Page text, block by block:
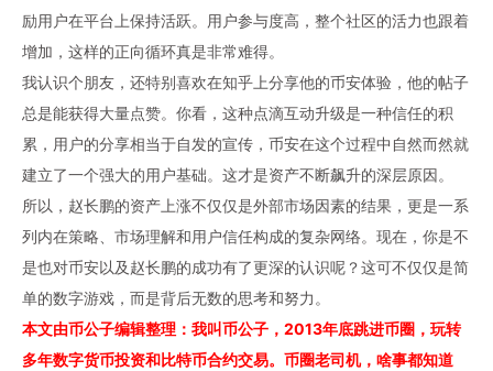
励用户在平台上保持活跃。用户参与度高，整个社区的活力也跟着
增加，这样的正向循环真是非常难得。
我认识个朋友，还特别喜欢在知乎上分享他的币安体验，他的帖子
总是能获得大量点赞。你看，这种点滴互动升级是一种信任的积
累，用户的分享相当于自发的宣传，币安在这个过程中自然而然就
建立了一个强大的用户基础。这才是资产不断飙升的深层原因。
所以，赵长鹏的资产上涨不仅仅是外部市场因素的结果，更是一系
列内在策略、市场理解和用户信任构成的复杂网络。现在，你是不
是也对币安以及赵长鹏的成功有了更深的认识呢？这可不仅仅是简
单的数字游戏，而是背后无数的思考和努力。
本文由币公子编辑整理：我叫币公子，2013年底跳进币圈，玩转
多年数字货币投资和比特币合约交易。币圈老司机，啥事都知道